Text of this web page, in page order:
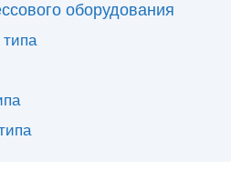
оборудования